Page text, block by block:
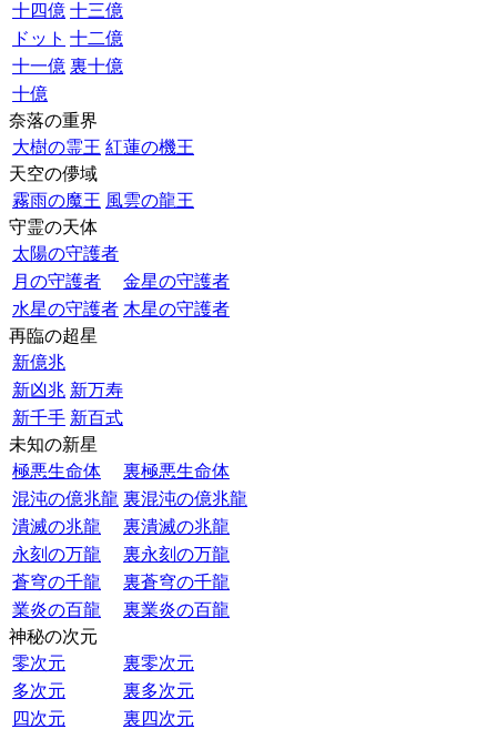
十四億 十三億
ドット 十二億
十一億 裏十億
十億
奈落の重界
大樹の霊王 紅蓮の機王
天空の儚域
霧雨の魔王 風雲の龍王
守霊の天体
太陽の守護者
月の守護者
金星の守護者
水星の守護者 木星の守護者
再臨の超星
新億兆
新凶兆 新万寿
新千手 新百式
未知の新星
極悪生命体
裏極悪生命体
混沌の億兆龍 裏混沌の億兆龍
潰滅の兆龍
裏潰滅の兆龍
永刻の万龍
裏永刻の万龍
蒼穹の千龍
裏蒼穹の千龍
業炎の百龍
裏業炎の百龍
神秘の次元
零次元
裏零次元
多次元
裏多次元
四次元
裏四次元